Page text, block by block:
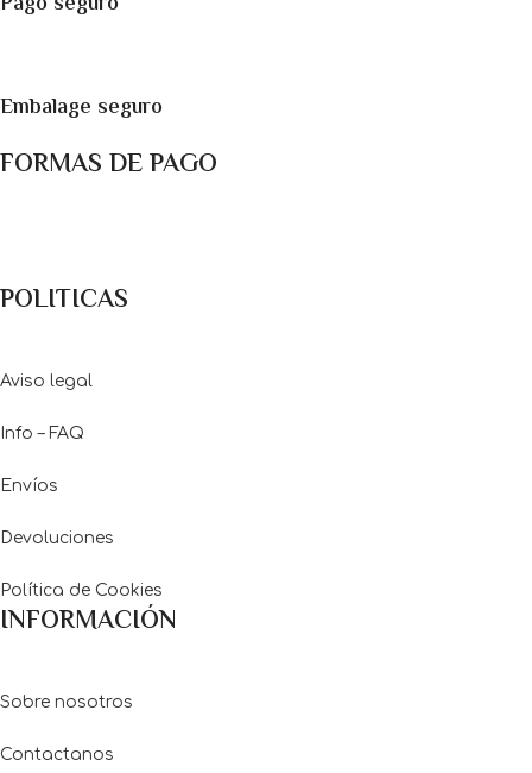
Embalage seguro
FORMAS DE PAGO
POLITICAS
Aviso legal
Info – FAQ
Envíos
Devoluciones
Política de Cookies
INFORMACIÓN
Sobre nosotros
Contactanos